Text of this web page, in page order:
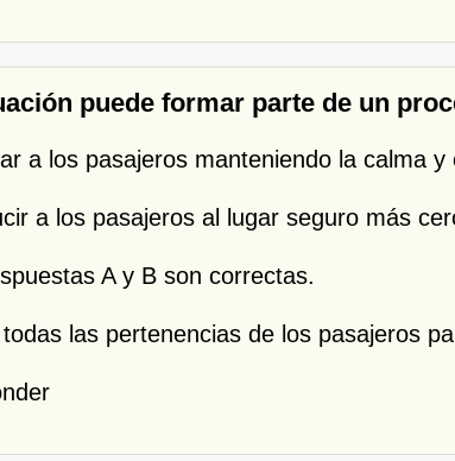
puede formar parte de un
a los pasajeros manteniendo la calma y
a los pasajeros al lugar seguro más
A y B son correctas.
las pertenencias de los pasajeros